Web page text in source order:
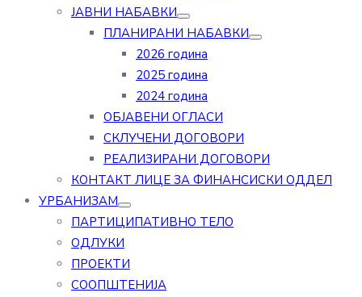
ЈАВНИ НАБАВКИ
ПЛАНИРАНИ НАБАВКИ
2026 година
2025 година
2024 година
ОБЈАВЕНИ ОГЛАСИ
СКЛУЧЕНИ ДОГОВОРИ
РЕАЛИЗИРАНИ ДОГОВОРИ
КОНТАКТ ЛИЦЕ ЗА ФИНАНСИСКИ ОДДЕЛ
УРБАНИЗАМ
ПАРТИЦИПАТИВНО ТЕЛО
ОДЛУКИ
ПРОЕКТИ
СООПШТЕНИЈА